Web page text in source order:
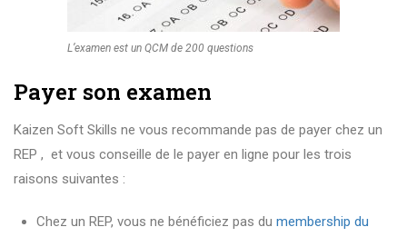
L’examen est un QCM de 200 questions
Payer son examen
Kaizen Soft Skills ne vous recommande pas de payer chez un
REP , et vous conseille de le payer en ligne pour les trois
raisons suivantes :
Chez un REP, vous ne bénéficiez pas du membership du